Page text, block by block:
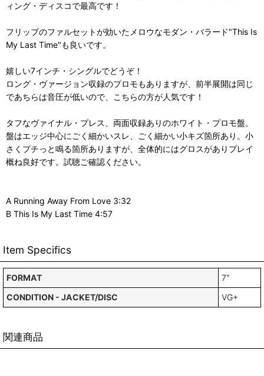
ィング・ディスコで最高です！
フリップのファルセットが効いたメロウなモダン・バラード"This Is
My Last Time"も良いです。
嬉しい7インチ・シングルでどうぞ！
ロング・ヴァージョン収録のプロモもありますが、前半展開は同じ
であちらは音圧が低いので、こちらの方が人気です！
タフなヴァイナル・プレス、両面収録ありのホワイト・プロモ盤。
盤はエッジ中心にごく細かいスレ、ごく細かい小キズ箇所あり。小
さくプチっと鳴る箇所ありますが、全体的にはグロスがありプレイ
概ね良好です。試聴ご確認ください。
A Running Away From Love 3:32
B This Is My Last Time 4:57
Item Specifics
FORMAT
7"
CONDITION - JACKET/DISC
VG+
関連商品